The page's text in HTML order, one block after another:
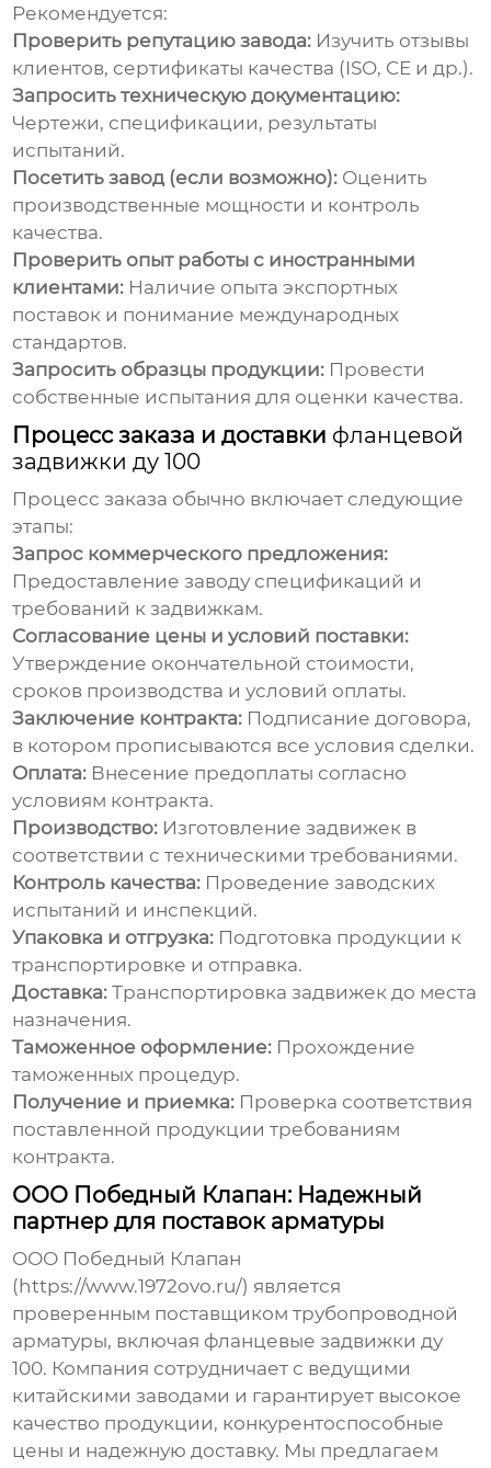
Рекомендуется:
Проверить репутацию завода: Изучить отзывы
клиентов, сертификаты качества (ISO, CE и др.).
Запросить техническую документацию:
Чертежи, спецификации, результаты
испытаний.
Посетить завод (если возможно): Оценить
производственные мощности и контроль
качества.
Проверить опыт работы с иностранными
клиентами: Наличие опыта экспортных
поставок и понимание международных
стандартов.
Запросить образцы продукции: Провести
собственные испытания для оценки качества.
Процесс заказа и доставки фланцевой
задвижки ду 100
Процесс заказа обычно включает следующие
этапы:
Запрос коммерческого предложения:
Предоставление заводу спецификаций и
требований к задвижкам.
Согласование цены и условий поставки:
Утверждение окончательной стоимости,
сроков производства и условий оплаты.
Заключение контракта: Подписание договора,
в котором прописываются все условия сделки.
Оплата: Внесение предоплаты согласно
условиям контракта.
Производство: Изготовление задвижек в
соответствии с техническими требованиями.
Контроль качества: Проведение заводских
испытаний и инспекций.
Упаковка и отгрузка: Подготовка продукции к
транспортировке и отправка.
Доставка: Транспортировка задвижек до места
назначения.
Таможенное оформление: Прохождение
таможенных процедур.
Получение и приемка: Проверка соответствия
поставленной продукции требованиям
контракта.
ООО Победный Клапан: Надежный
партнер для поставок арматуры
ООО Победный Клапан
(https://www.1972ovo.ru/) является
проверенным поставщиком трубопроводной
арматуры, включая фланцевые задвижки ду
100. Компания сотрудничает с ведущими
китайскими заводами и гарантирует высокое
качество продукции, конкурентоспособные
цены и надежную доставку. Мы предлагаем